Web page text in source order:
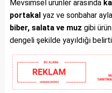
Mevsimsel ürünler arasında
portakal yaz ve sonbahar
biber, salata ve muz gibi
dengeli şekilde yayıldığı